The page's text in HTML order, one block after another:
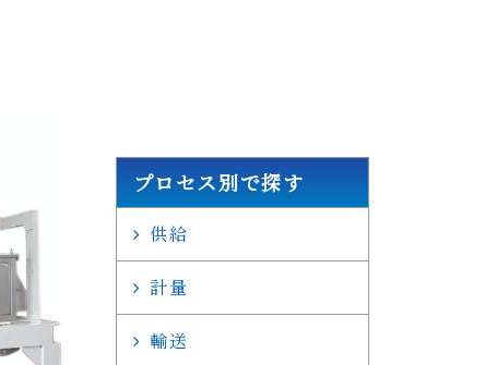
プロセス別で探す
供給
計量
輸送